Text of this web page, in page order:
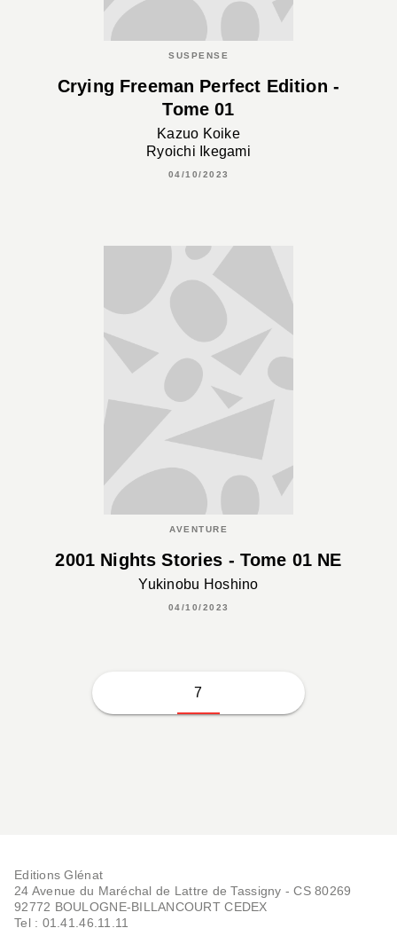
SUSPENSE
Crying Freeman Perfect Edition -
Tome 01
Kazuo Koike
Ryoichi Ikegami
04/10/2023
AVENTURE
2001 Nights Stories - Tome 01 NE
Yukinobu Hoshino
04/10/2023
7
Editions Glénat
24 Avenue du Maréchal de Lattre de Tassigny - CS 80269
92772 BOULOGNE-BILLANCOURT CEDEX
Tel : 01.41.46.11.11